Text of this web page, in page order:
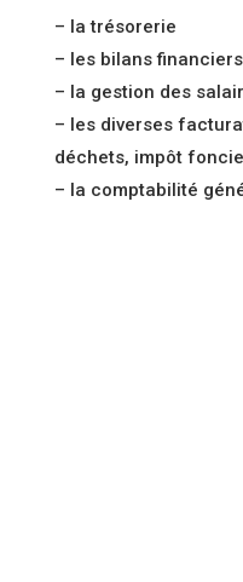
– la trésorerie
– les bilans
– la gestion des
– les diverses
déchets, impôt
– la comptabilité